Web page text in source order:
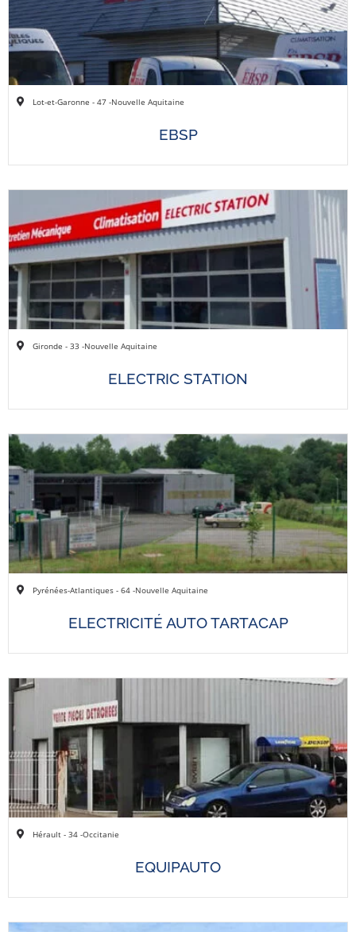
Lot-et-Garonne - 47 -Nouvelle Aquitaine
EBSP
Gironde - 33 -Nouvelle Aquitaine
ELECTRIC STATION
Pyrénées-Atlantiques - 64 -Nouvelle Aquitaine
ELECTRICITÉ AUTO TARTACAP
Hérault - 34 -Occitanie
EQUIPAUTO